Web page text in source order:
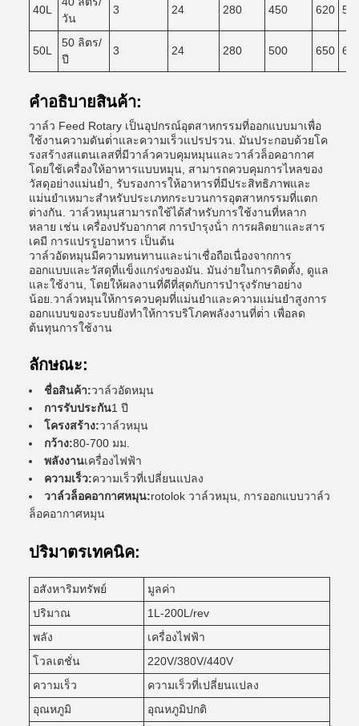
40L
วัน
3 24 280 450 620
50L
50 ลิตร/
ปี
3 24 280 500 650
คําอธิบายสินค้า:
วาล์ว Feed Rotary เป็นอุปกรณ์อุตสาหกรรมที่ออกแบบมาเพื่อ
ใช้งานความดันต่ําและความเร็วแปรปรวน. มันประกอบด้วยโค
รงสร้างสแตนเลสที่มีวาล์วควบคุมหมุนและวาล์วล็อคอากาศ
โดยใช้เครื่องให้อาหารแบบหมุน, สามารถควบคุมการไหลของ
วัสดุอย่างแม่นยํา, รับรองการให้อาหารที่มีประสิทธิภาพและ
แม่นยําเหมาะสําหรับประเภทกระบวนการอุตสาหกรรมที่แตก
ต่างกัน. วาล์วหมุนสามารถใช้ได้สําหรับการใช้งานที่หลาก
หลาย เช่น เครื่องปรับอากาศ การบํารุงน้ํา การผลิตยาและสาร
เคมี การแปรรูปอาหาร เป็นต้น
วาล์วอัดหมุนมีความทนทานและน่าเชื่อถือเนื่องจากการ
ออกแบบและวัสดุที่แข็งแกร่งของมัน. มันง่ายในการติดตั้ง, ดูแล
และใช้งาน, โดยให้ผลงานที่ดีที่สุดกับการบํารุงรักษาอย่าง
น้อย.วาล์วหมุนให้การควบคุมที่แม่นยําและความแม่นยําสูงการ
ออกแบบของระบบยังทําให้การบริโภคพลังงานที่ต่ํา เพื่อลด
ต้นทุนการใช้งาน
ลักษณะ:
ชื่อสินค้า:วาล์วอัดหมุน
การรับประกัน1 ปี
โครงสร้าง:วาล์วหมุน
กว้าง:80-700 มม.
พลังงานเครื่องไฟฟ้า
ความเร็ว:ความเร็วที่เปลี่ยนแปลง
วาล์วล็อคอากาศหมุน:rotolok วาล์วหมุน, การออกแบบวาล์ว
ล็อคอากาศหมุน
ปริมาตรเทคนิค:
อสังหาริมทรัพย์
มูลค่า
ปริมาณ
1L-200L/rev
พลัง
เครื่องไฟฟ้า
โวลเตชั่น
220V/380V/440V
ความเร็ว
ความเร็วที่เปลี่ยนแปลง
อุณหภูมิ
อุณหภูมิปกติ